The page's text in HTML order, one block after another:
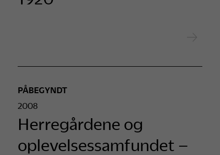
PÅBEGYNDT
2008
Herregårdene og
oplevelsessamfundet –